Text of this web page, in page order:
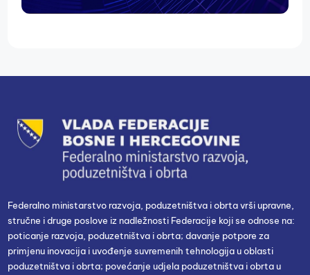
Federalno ministarstvo razvoja, poduzetništva i obrta vrši upravne,
stručne i druge poslove iz nadležnosti Federacije koji se odnose na:
poticanje razvoja, poduzetništva i obrta; davanje potpore za
primjenu inovacija i uvođenje suvremenih tehnologija u oblasti
poduzetništva i obrta; povećanje udjela poduzetništva i obrta u